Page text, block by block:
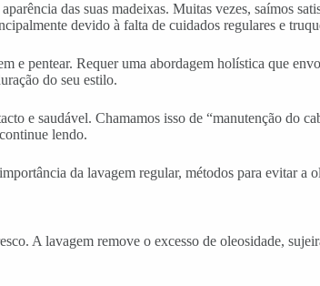
das suas madeixas. Muitas vezes, saímos
devido à falta de cuidados regulares e
e pentear. Requer uma abordagem holística que
do seu estilo.
e saudável. Chamamos isso de “manutenção do
lendo.
da lavagem regular, métodos para evitar a
A lavagem remove o excesso de oleosidade,